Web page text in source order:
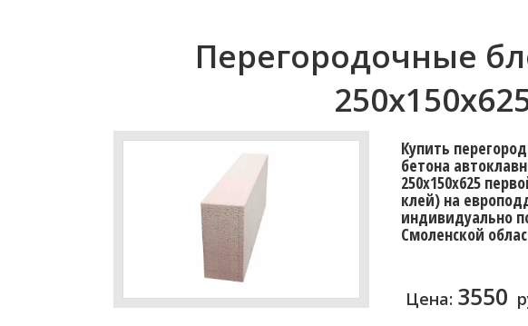
Перегородочные
Купить
бетона
250x150x625
клей) на
индивидуально
Смоленской
Цена: 3550